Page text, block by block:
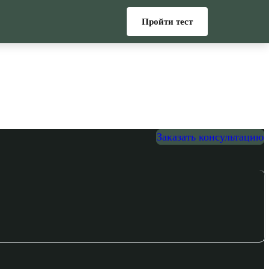
Заказать консультацию
Пройти тест